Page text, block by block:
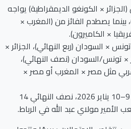
× الكونغو الديمقراطية) يواجه
بينما يصطدم الفائز من (المغرب ×
× الكاميرون).
تونس × السودان (ربع النهائي)، الجزائر ×
تونس/السودان (نصف النهائي)،
مثل مصر × المغرب أو مصر ×
المواعيد الكبرى: ربع النهائي 9–10 يناير 2026، نصف النهائي 14